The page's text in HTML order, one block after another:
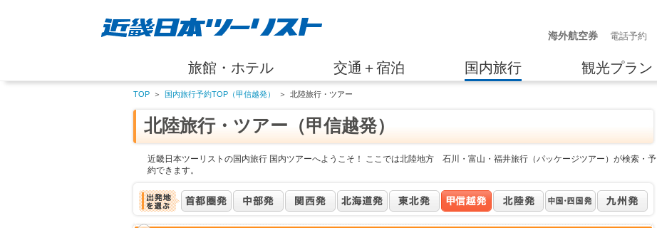
海外航空券
電話予約
旅館・ホテル 交通＋宿泊 国内旅行 観光プラン
TOP ＞ 国内旅行予約TOP（甲信越発） ＞ 北陸旅行・ツアー
北陸旅行・ツアー（甲信越発）
近畿日本ツーリストの国内旅行 国内ツアーへようこそ！ ここでは北陸地方 石川・富山・福井旅行（パッケージツアー）が検索・予
約できます。